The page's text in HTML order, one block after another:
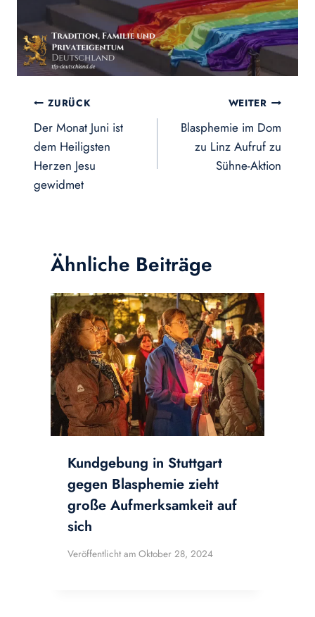
Beitragsnavigation
ZURÜCK
Der Monat Juni ist
dem Heiligsten
Herzen Jesu
gewidmet
WEITER
Blasphemie im Dom
zu Linz Aufruf zu
Sühne-Aktion
Ähnliche Beiträge
Kundgebung in Stuttgart
gegen Blasphemie zieht
große Aufmerksamkeit auf
sich
Veröffentlicht am Oktober 28, 2024